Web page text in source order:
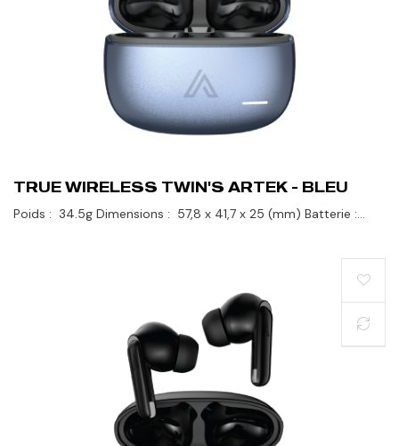
TRUE WIRELESS TWIN'S ARTEK - BLEU
Poids : 34.5g Dimensions : 57,8 x 41,7 x 25 (mm) Batterie :